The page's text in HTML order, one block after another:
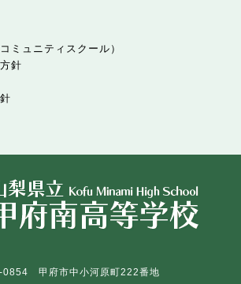
ミュニティスクール）
針
0854 甲府市中小河原町222番地